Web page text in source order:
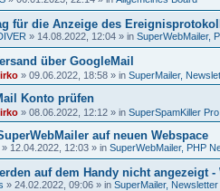
für die Anzeige des
» 14.08.2022, 12:04 » in SuperWebMailer,
über GoogleMail
» 09.06.2022, 18:58 » in SuperMailer,
Konto prüfen
» 08.06.2022, 12:12 » in SuperSpamKiller Pro
auf neuen Webspace
» 12.04.2022, 12:03 » in SuperWebMailer, PHP
auf dem Handy nicht angezeigt -
» 24.02.2022, 09:06 » in SuperMailer,